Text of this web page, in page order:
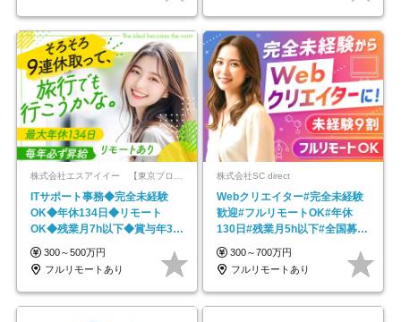
ITサポート事務◆完全未経験
OK◆年休134日◆リモート
OK◆残業月7h以下◆賞与年3回
◆5年目まで必ず昇給
300～500万円
フルリモートあり
株式会社SC direct
Webクリエイター#完全未経験
歓迎#フルリモートOK#年休
130日#残業月5h以下#全国募集
#最大1年の研修
300～700万円
フルリモートあり